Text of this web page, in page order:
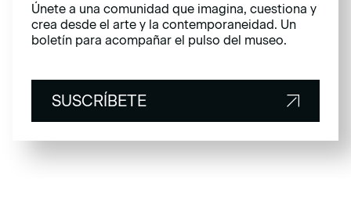
Únete a una comunidad que imagina, cuestiona y
crea desde el arte y la contemporaneidad. Un
boletín para acompañar el pulso del museo.
SUSCRÍBETE
SUSCRÍBETE